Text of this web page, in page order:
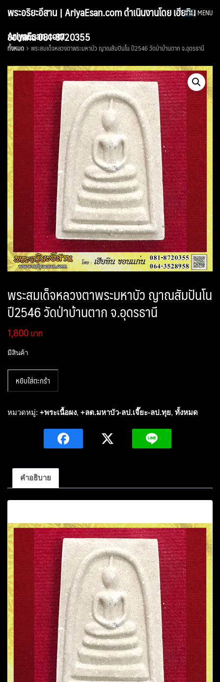
พระอริยะอีสาน | AriyaEsan.com ดำเนินงานโดย เฮียทิน
ขอนแก่น 081-8720355
MENU
AriyaEsan.com
ทั้งหมด พระสมเด็จหลวงตาพระมหาบัว ญาณสัมปันโน ปี2546 วัดป่าบ้านตาก จ.อุดรธานี
พระสมเด็จหลวงตาพระมหาบัว ญาณสัมปันโน
ปี2546 วัดป่าบ้านตาก จ.อุดรธานี
1,800
มีสินค้า
พระ
หลวง
ญาณ
โน
วัด
ป่า
บ้านตาก
จ.อุดรธานี
ชิ้น
หยิบใส่ตะกร้า
หมวดหมู่: +พระเนื้อผง, +ลต.มหาบัว-ลป.เจี๊ยะ-ลป.ทุย, ทั้งหมด
คำอธิบาย